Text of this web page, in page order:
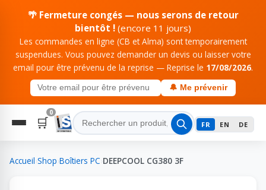
🌴 Fermeture congés — nous serons de retour
bientôt ! (encore 11 jours)
Les commandes en ligne (CB et Alma) sont temporairement
suspendues. Vous pouvez demander un devis ou laisser votre
email pour être prévenu de la reprise — Reprise le 17/08/2026.
🔔 Me prévenir
🛒
0
FR EN DE
Accueil Shop Boîtiers PC DEEPCOOL CG380 3F